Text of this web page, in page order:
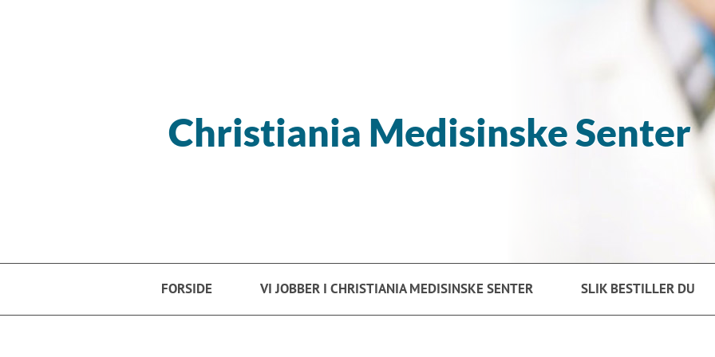
Christiania Medisinske Senter
FORSIDE VI JOBBER I CHRISTIANIA MEDISINSKE SENTER SLIK BESTILLER DU